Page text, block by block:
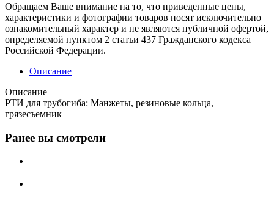
Обращаем Ваше внимание на то, что приведенные цены,
характеристики и фотографии товаров носят исключительно
ознакомительный характер и не являются публичной офертой,
определяемой пунктом 2 статьи 437 Гражданского кодекса
Российской Федерации.
Описание
Описание
РТИ для трубогиба: Манжеты, резиновые кольца,
грязесъемник
Ранее вы смотрели